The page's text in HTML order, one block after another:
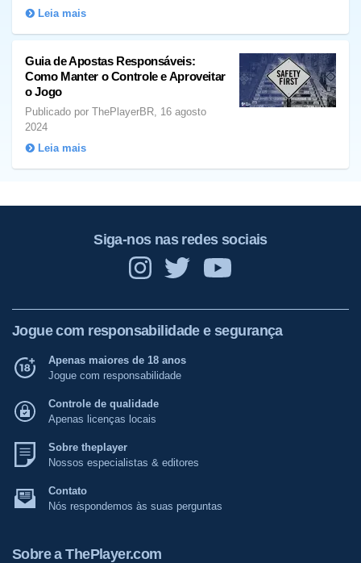
Leia mais
Guia de Apostas Responsáveis:
Como Manter o Controle e Aproveitar
o Jogo
Publicado por ThePlayerBR, 16 agosto
2024
Leia mais
Siga-nos nas redes sociais
Jogue com responsabilidade e segurança
Apenas maiores de 18 anos
Jogue com responsabilidade
Controle de qualidade
Apenas licenças locais
Sobre theplayer
Nossos especialistas & editores
Contato
Nós respondemos às suas perguntas
Sobre a ThePlayer.com